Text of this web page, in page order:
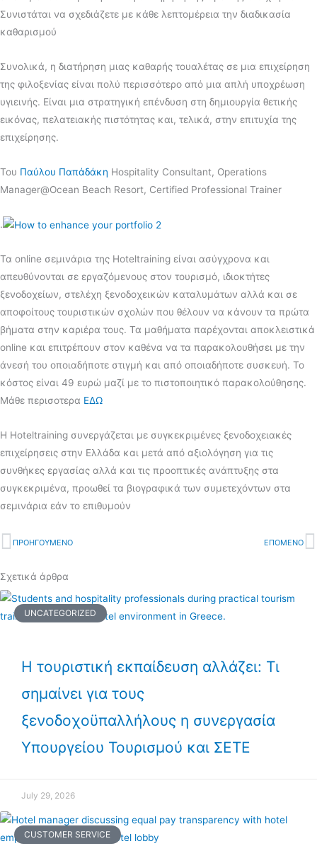
Συνιστάται να σχεδιάζετε με κάθε λεπτομέρεια την διαδικασία
καθαρισμού
Συνολικά, η διατήρηση μιας καθαρής τουαλέτας σε μια επιχείρηση
της φιλοξενίας είναι πολύ περισσότερο από μια απλή υποχρέωση
υγιεινής. Είναι μια στρατηγική επένδυση στη δημιουργία θετικής
εικόνας, πελατειακής πιστότητας και, τελικά, στην επιτυχία της
επιχείρησης.
Του Παύλου Παπάδάκη Hospitality Consultant, Operations
Manager@Ocean Beach Resort, Certified Professional Trainer
.
Τα online σεμινάρια της Hoteltraining είναι ασύγχρονα και
απευθύνονται σε εργαζόμενους στον τουρισμό, ιδιοκτήτες
ξενοδοχείων, στελέχη ξενοδοχεικών καταλυμάτων αλλά και σε
αποφοίτους τουριστικών σχολών που θέλουν να κάνουν τα πρώτα
βήματα στην καριέρα τους. Τα μαθήματα παρέχονται αποκλειστικά
οnline και επιτρέπουν στον καθένα να τα παρακολουθήσει με την
άνεσή του οποιαδήποτε στιγμή και από οποιαδήποτε συσκευή. Το
κόστος είναι 49 ευρώ μαζί με το πιστοποιητικό παρακολούθησης.
Μάθε περισοτερα ΕΔΩ
Η Hoteltraining συνεργάζεται με συγκεκριμένες ξενοδοχειακές
επιχείρησεις στην Ελλάδα και μετά από αξιολόγηση για τις
συνθήκες εργασίας αλλά και τις προοπτικές ανάπτυξης στα
συγκεκριμένα, προωθεί τα βιογραφικά των συμετεχόντων στα
σεμινάρια εάν το επιθυμούν
Prev
ΠΡΟΗΓΟΥΜΕΝΟ ΕΠΟΜΕΝΟ
Σχετικά άρθρα
UNCATEGORIZED
Η τουριστική εκπαίδευση αλλάζει: Τι
σημαίνει για τους
ξενοδοχοϋπαλλήλους η συνεργασία
Υπουργείου Τουρισμού και ΣΕΤΕ
July 29, 2026
CUSTOMER SERVICE